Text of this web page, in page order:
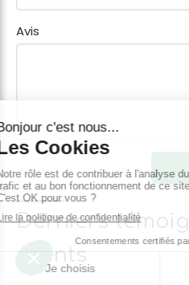
Avis
Derniers
clients